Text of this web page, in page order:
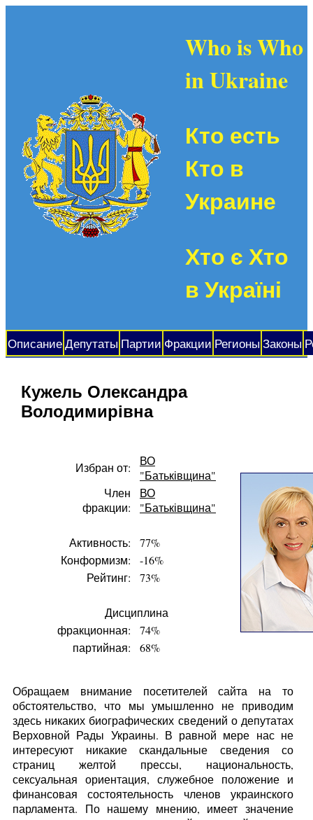
Who is Who
in Ukraine
Кто есть
Кто в
Украине
Хто є Хто
в Україні
Описание Депутаты Партии Фракции Регионы Законы
Кужель Олександра
Володимирівна
Избран от:
ВО
"Батьківщина"
Член
фракции:
ВО
"Батьківщина"
Активность:
77%
Конформизм:
-16%
Рейтинг:
73%
Дисциплина
фракционная:
74%
партийная:
68%
Обращаем внимание посетителей сайта на то
обстоятельство, что мы умышленно не приводим
здесь никаких биографических сведений о депутатах
Верховной Рады Украины. В равной мере нас не
интересуют никакие скандальные сведения со
страниц желтой прессы, национальность,
сексуальная ориентация, служебное положение и
финансовая состоятельность членов украинского
парламента. По нашему мнению, имеет значение